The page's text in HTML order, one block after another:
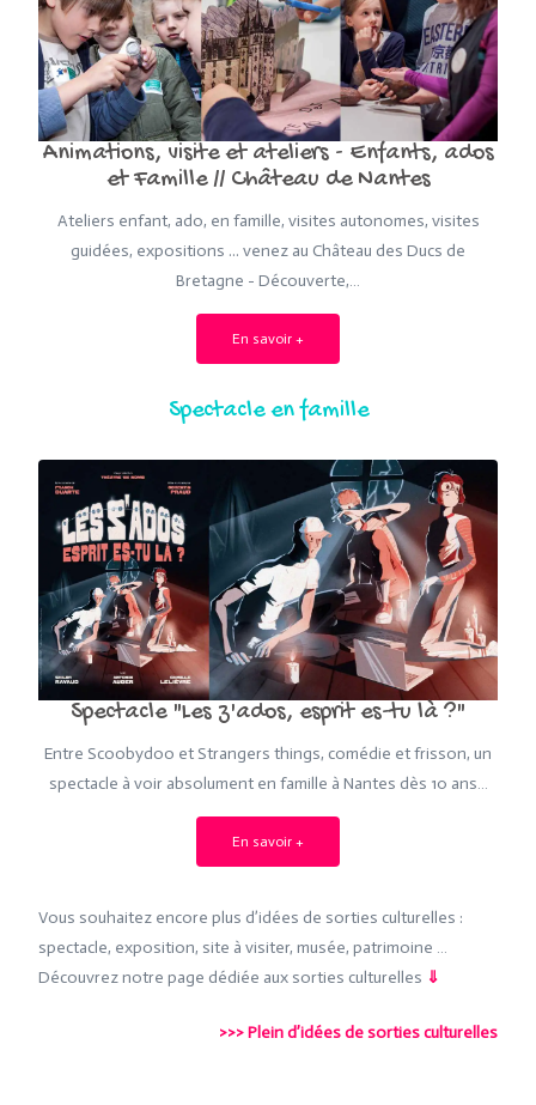
Animations, visite et ateliers - Enfants, ados
et Famille // Château de Nantes
Ateliers enfant, ado, en famille, visites autonomes, visites
guidées, expositions ... venez au Château des Ducs de
Bretagne - Découverte,…
En savoir +
Spectacle en famille
Spectacle "Les z'ados, esprit es-tu là ?"
Entre Scoobydoo et Strangers things, comédie et frisson, un
spectacle à voir absolument en famille à Nantes dès 10 ans…
En savoir +
Vous souhaitez encore plus d’idées de sorties culturelles :
spectacle, exposition, site à visiter, musée, patrimoine …
Découvrez notre page dédiée aux sorties culturelles ⇓
>>>Plein d’idées de sorties culturelles